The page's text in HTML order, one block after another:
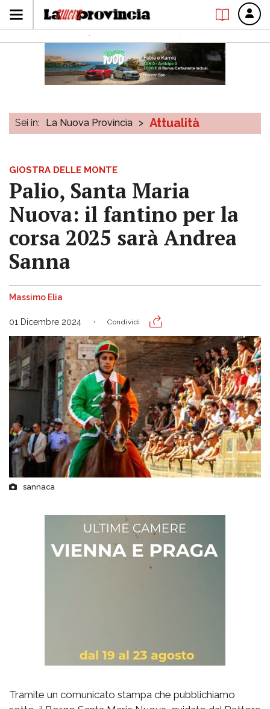
Sei in: La Nuova Provincia > Attualità
GIOSTRA DELLE MONTE
Palio, Santa Maria
Nuova: il fantino per la
corsa 2025 sarà Andrea
Sanna
Massimo Elia
01 Dicembre 2024 Condividi
sannaca
Tramite un comunicato stampa che pubblichiamo